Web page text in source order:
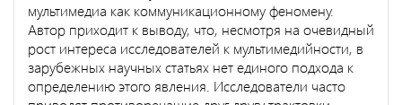
мультимедиа как коммуникационному феномену.
Автор приходит к выводу, что, несмотря на очевидный
рост интереса исследователей к мультимедийности, в
зарубежных научных статьях нет единого подхода к
определению этого явления. Исследователи часто